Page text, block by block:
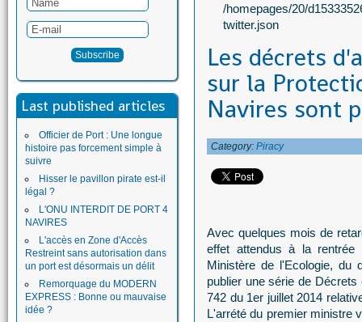
Last published articles
Officier de Port : Une longue
histoire pas forcement simple à
suivre
Hisser le pavillon pirate est-il
légal ?
L'ONU INTERDIT DE PORT 4
NAVIRES
L'accès en Zone d'Accès
Restreint sans autorisation dans
un port est désormais un délit
Remorquage du MODERN
EXPRESS : Bonne ou mauvaise
idée ?
/homepages/20/
twitter.json
Les décrets
sur la
Navires sont
Category: Piracy
Avec quelques mois de
effet attendus à la
Ministère de l'Ecologie, du
publier une série de
742 du 1er juillet 2014
L'arrété du premier ministre